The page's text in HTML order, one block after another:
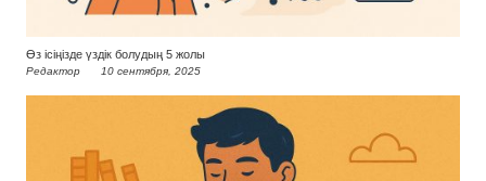
Өз ісіңізде үздік болудың 5 жолы
Редактор 10 сентября, 2025